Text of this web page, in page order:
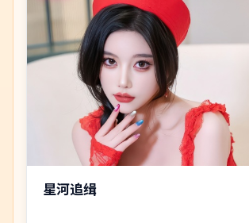
星河追缉